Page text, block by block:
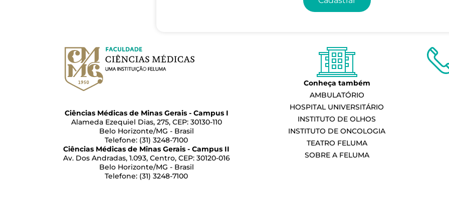
Ciências Médicas de Minas Gerais - Campus I
Alameda Ezequiel Dias, 275, CEP: 30130-110
Belo Horizonte/MG - Brasil
Telefone: (31) 3248-7100
Ciências Médicas de Minas Gerais - Campus II
Av. Dos Andradas, 1.093, Centro, CEP: 30120-016
Belo Horizonte/MG - Brasil
Telefone: (31) 3248-7100
Conheça também
AMBULATÓRIO
HOSPITAL UNIVERSITÁRIO
INSTITUTO DE OLHOS
INSTITUTO DE ONCOLOGIA
TEATRO FELUMA
SOBRE A FELUMA